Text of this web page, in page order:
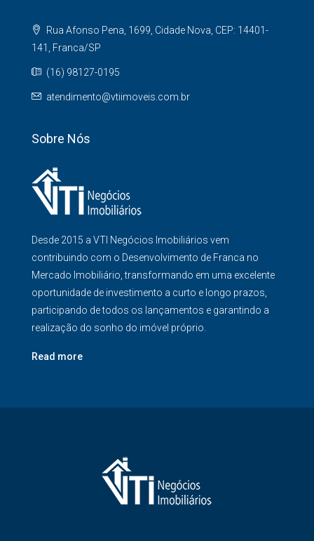
Rua Afonso Pena, 1699, Cidade Nova, CEP: 14401-
141, Franca/SP
(16) 98127-0195
atendimento@vtiimoveis.com.br
Sobre Nós
Desde 2015 a VTI Negócios Imobiliários vem
contribuindo com o Desenvolvimento de Franca no
Mercado Imobiliário, transformando em uma excelente
oportunidade de investimento a curto e longo prazos,
participando de todos os lançamentos e garantindo a
realização do sonho do imóvel próprio.
Read more